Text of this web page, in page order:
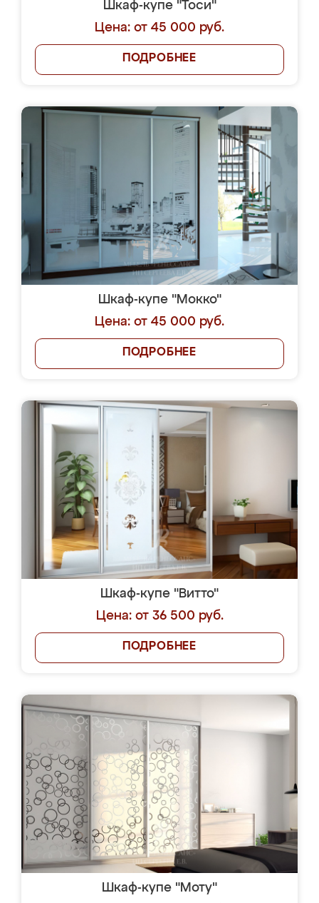
Шкаф-купе "Тоси"
Цена: от 45 000 руб.
ПОДРОБНЕЕ
Шкаф-купе "Мокко"
Цена: от 45 000 руб.
ПОДРОБНЕЕ
Шкаф-купе "Витто"
Цена: от 36 500 руб.
ПОДРОБНЕЕ
Шкаф-купе "Моту"